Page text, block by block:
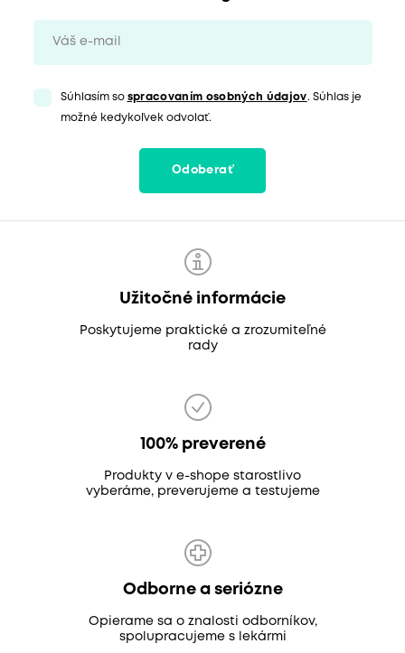
Súhlasím so spracovaním osobných údajov. Súhlas je
možné kedykoľvek odvolať.
Odoberať
Užitočné informácie
Poskytujeme praktické a zrozumiteľné
rady
100% preverené
Produkty v e-shope starostlivo
vyberáme, preverujeme a testujeme
Odborne a seriózne
Opierame sa o znalosti odborníkov,
spolupracujeme s lekármi